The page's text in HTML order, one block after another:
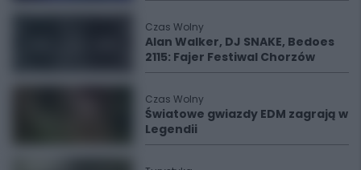
Czas Wolny
Alan Walker, DJ SNAKE, Bedoes
2115: Fajer Festiwal Chorzów
Czas Wolny
Światowe gwiazdy EDM zagrają w
Legendii